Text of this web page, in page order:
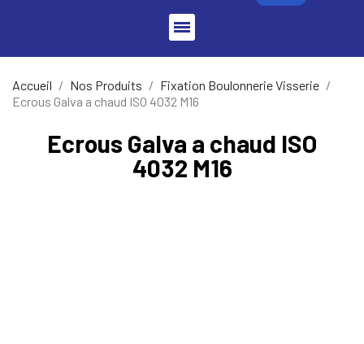
Accueil Nos Produits
Fixation Boulonnerie Visserie
Ecrous Galva a chaud ISO 4032 M16
Ecrous Galva a chaud ISO
4032 M16